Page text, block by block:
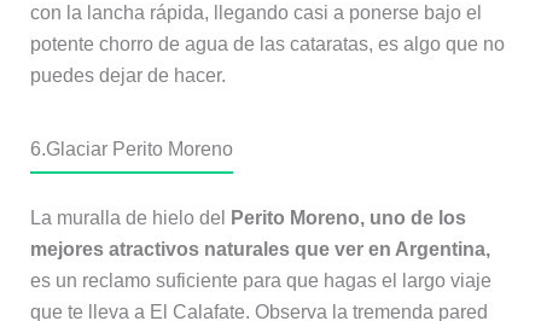
con la lancha rápida, llegando casi a ponerse bajo el
potente chorro de agua de las cataratas, es algo que no
puedes dejar de hacer.
6.Glaciar Perito Moreno
La muralla de hielo del
Perito Moreno, uno de los
mejores atractivos naturales que ver en Argentina,
es un reclamo suficiente para que hagas el largo viaje
que te lleva a El Calafate. Observa la tremenda pared